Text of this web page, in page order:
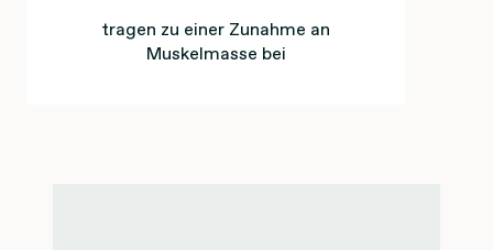
tragen zu einer Zunahme an
Muskelmasse bei